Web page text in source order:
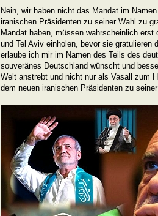
Nein, wir haben nicht das Mandat im
iranischen Präsidenten zu seiner Wahl zu
Mandat haben, müssen wahrscheinlich
und Tel Aviv einholen, bevor sie gratulieren
erlaube ich mir im Namen des Teils des
souveränes Deutschland wünscht und
Welt anstrebt und nicht nur als Vasall zum
dem neuen iranischen Präsidenten zu